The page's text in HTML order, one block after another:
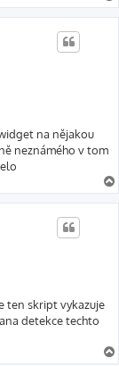
na nějakou
neznámého v tom
ten skript vykazuje
detekce techto